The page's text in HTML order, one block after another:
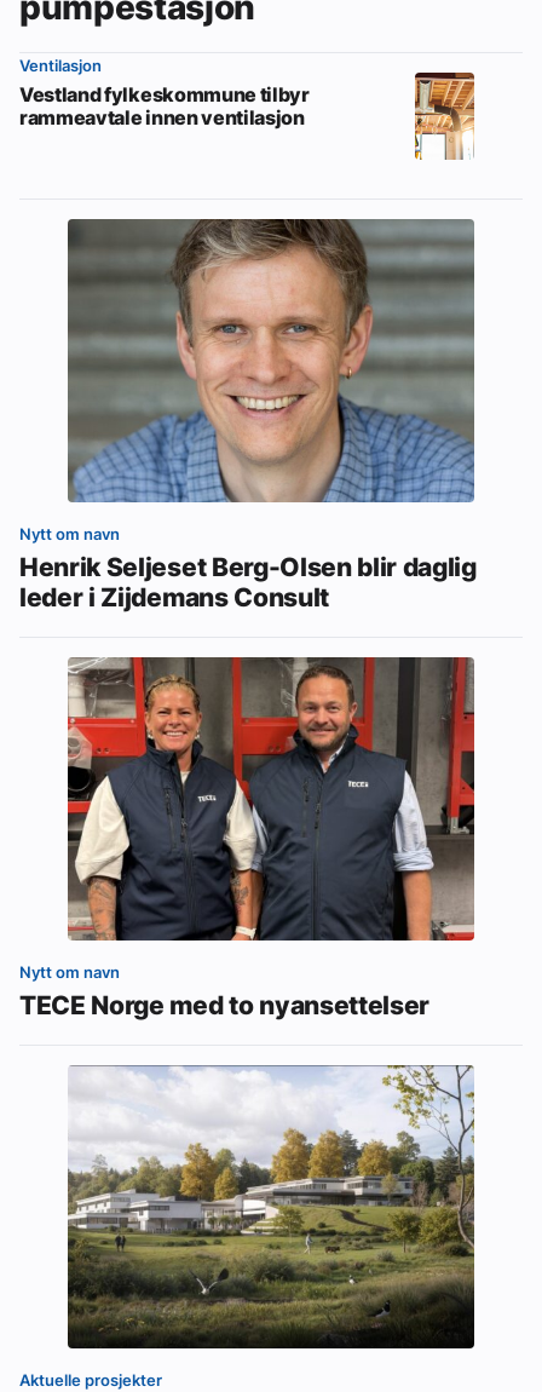
Ventilasjon
Vestland fylkeskommune tilbyr
rammeavtale innen ventilasjon
Nytt om navn
Henrik Seljeset Berg-Olsen blir daglig
leder i Zijdemans Consult
Nytt om navn
TECE Norge med to nyansettelser
Aktuelle prosjekter